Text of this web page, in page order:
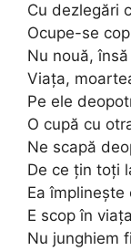
Cu dezlegări
Ocupe-se
Nu nouă,
Viaţa,
Pe ele
O cupă cu
Ne scapă
De ce ţin toţi
Ea împlineşte
E scop în
Nu junghiem